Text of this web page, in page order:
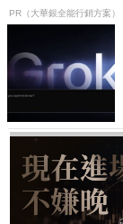
PR（大華銀全能行銷方案）